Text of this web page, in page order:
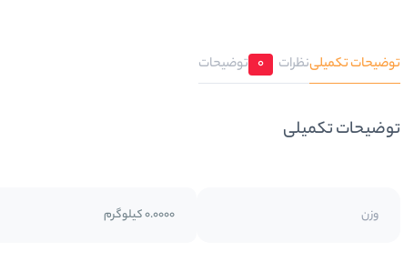
توضیحات تکمیلینظرات 0 توضیحات
توضیحات تکمیلی
وزن 0.0000 کیلوگرم